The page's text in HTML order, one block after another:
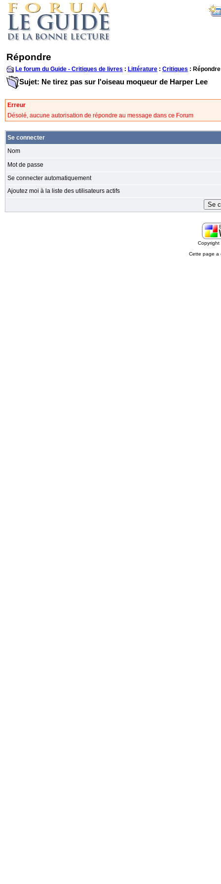
Répondre
Le forum du Guide - Critiques de livres : Littérature : Critiques : Répondre
Sujet: Ne tirez pas sur l'oiseau moqueur de Harper Lee
Erreur
Désolé, aucune autorisation de répondre au message dans ce Forum
Se connecter
Nom
Mot de passe
Se connecter automatiquement
Ajoutez moi à la liste des utilisateurs actifs
Cette page a